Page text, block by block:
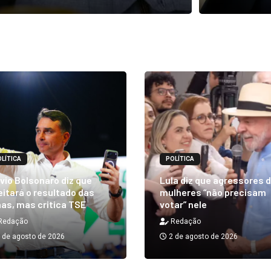
Bolsonaro diz que
o resultado das
mas critica TSE
de agosto de 2026
POLÍTICA
Lula diz que agressores
mulheres “não precisam
votar” nele
Redação
2 de agosto de 2026